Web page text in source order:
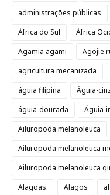
administrações públicas
África do Sul
África
Agamia agami
Agojie
agricultura mecanizada
águia filipina
Águia-
águia-dourada
Águia-
Ailuropoda melanoleuca
Ailuropoda melanoleuca
Ailuropoda melanoleuca
Alagoas.
Alagos